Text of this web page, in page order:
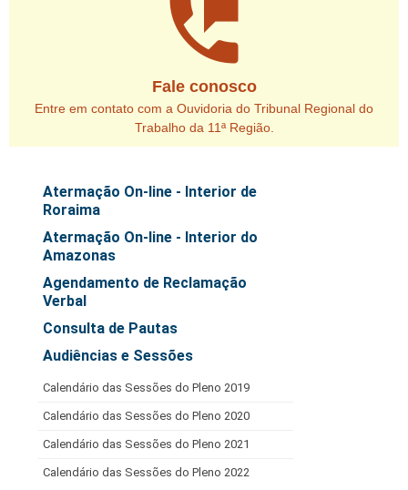
Juízes Substitutos
Comitê Gestor Regional do PJe
Comitê Gestor Regional do e-Gestão e de Tabelas
Comitê do Datajud
Dados
Comitê de Priorização do Primeiro Grau
Comissão de Uniformização de Jurisprudência
Comitê de Gestão de Pessoas
Comissão de Vitaliciamento
Comitê de Atenção Integral à Saúde de Magistrados e
perm_phone_msg
Fale conosco
Entre em contato com a Ouvidoria do Tribunal Regional do
Trabalho da 11ª Região.
Atermação On-line - Interior de
Roraima
Atermação On-line - Interior do
Amazonas
Agendamento de Reclamação
Verbal
Consulta de Pautas
Audiências e Sessões
Calendário das Sessões do Pleno 2019
Calendário das Sessões do Pleno 2020
Calendário das Sessões do Pleno 2021
Calendário das Sessões do Pleno 2022